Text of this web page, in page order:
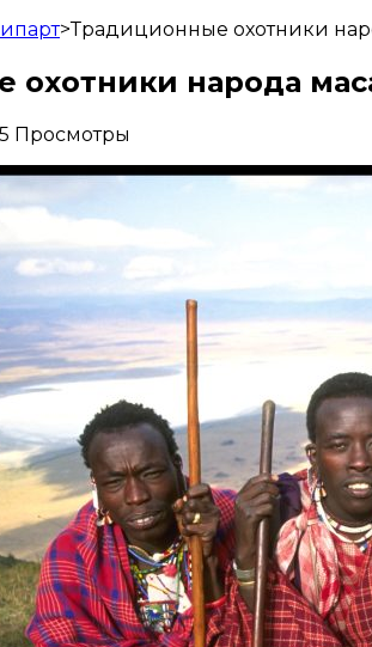
>Традиционные охотники
охотники народа
Просмотры